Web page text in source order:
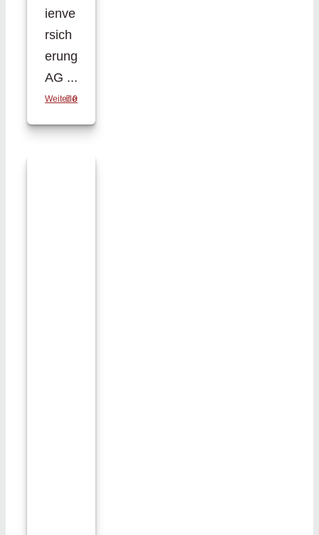
ienve
rsich
erung
AG ...
Weiterlesen
0